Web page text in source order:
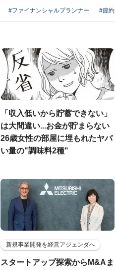
#ファイナンシャルプランナー #節約
「収入低いから貯蓄できない」
は大間違い...お金が貯まらない
26歳女性の部屋に埋もれたヤバ
い量の"調味料2種"
新規事業開発を経営アジェンダへ
スタートアップ探索からM&Aま